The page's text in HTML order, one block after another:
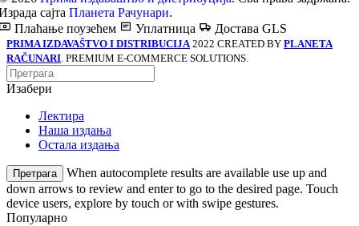
сајта Планета Рачунари.
Плаћање поузећем
Уплатница Достава GLS
PRIMA IZDAVAŠTVO I DISTRIBUCIJA 2022 CREATED BY PLANETA
RAČUNARI. PREMIUM E-COMMERCE SOLUTIONS.
Изабери
Лектира
Наша издања
Остала издања
Претрага
When autocomplete results are available use up and
down arrows to review and enter to go to the desired page. Touch
device users, explore by touch or with swipe gestures.
Популарно